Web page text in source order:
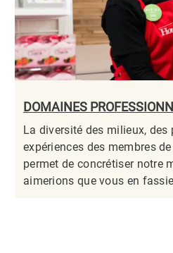
DOMAINES
La diversité des milieux, des
expériences des membres
permet de concrétiser notre
aimerions que vous en